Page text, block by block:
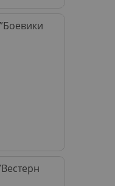
Боевики
Вестерн